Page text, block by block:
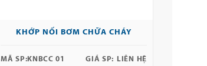
KHỚP NỐI BƠM CHỮA CHÁY
MÃ SP:KNBCC 01 GIÁ SP: LIÊN HỆ